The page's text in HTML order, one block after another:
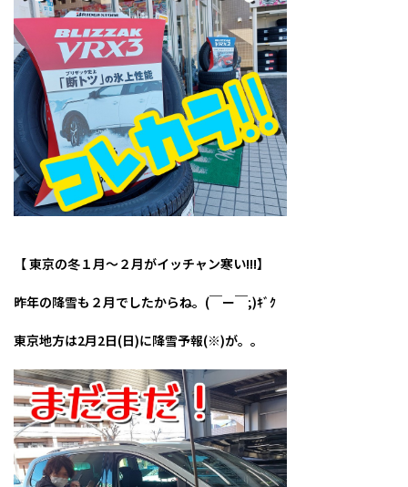
【 東京の冬１月～２月がイッチャン寒い!!!】
昨年の降雪も２月でしたからね。(￣ー￣;)ｷﾞｸ
東京地方は2月2日(日)に降雪予報(※)が。。